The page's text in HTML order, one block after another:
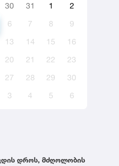
30 31 1
2
6 7 8
9
13 14 15
16
20 21 22
23
27 28 29
30
3 4 5 6
დროს, მძღოლობის